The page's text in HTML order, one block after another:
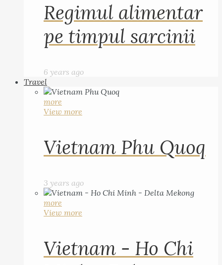
Regimul alimentar
pe timpul sarcinii
6 years ago
Travel
more
View more
Vietnam Phu Quoq
3 years ago
more
View more
Vietnam - Ho Chi